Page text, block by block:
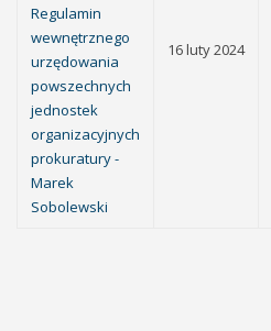
Regulamin
wewnętrznego
urzędowania
powszechnych
jednostek
organizacyjnych
prokuratury -
Marek
Sobolewski
16 luty 2024